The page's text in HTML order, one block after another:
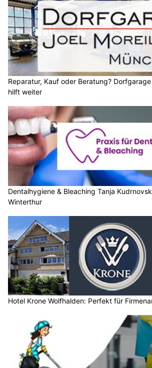
Reparatur, Kauf oder Beratung?
hilft weiter
Dentalhygiene & Bleaching Tanja
Winterthur
Hotel Krone Wolfhalden: Perfekt für